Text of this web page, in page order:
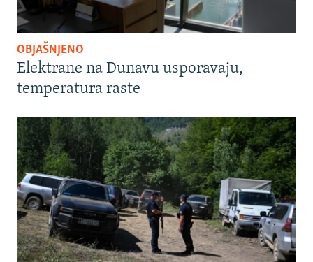
OBJAŠNJENO
Elektrane na Dunavu usporavaju,
temperatura raste